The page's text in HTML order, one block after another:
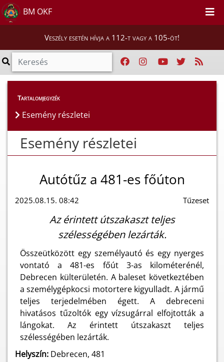
BM OKF
Veszély esetén hívja a 112-t vagy a 105-öt!
Esemény részletei
Tartalomjegyzék
Esemény részletei
Esemény részletei
Autótűz a 481-es főúton
2025.08.15. 08:42 Tűzeset
Az érintett útszakaszt teljes
szélességében lezárták.
Összeütközött egy személyautó és egy nyerges
vontató a 481-es főút 3-as kilométerénél,
Debrecen külterületén. A baleset következtében
a személygépkocsi motortere kigyulladt. A jármű
teljes terjedelmében égett. A debreceni
hivatásos tűzoltók egy vízsugárral elfojtották a
lángokat. Az érintett útszakaszt teljes
szélességében lezárták.
Helyszín: Debrecen, 481